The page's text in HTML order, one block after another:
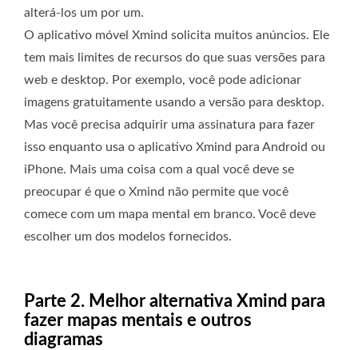
alterá-los um por um.
O aplicativo móvel Xmind solicita muitos anúncios. Ele
tem mais limites de recursos do que suas versões para
web e desktop. Por exemplo, você pode adicionar
imagens gratuitamente usando a versão para desktop.
Mas você precisa adquirir uma assinatura para fazer
isso enquanto usa o aplicativo Xmind para Android ou
iPhone. Mais uma coisa com a qual você deve se
preocupar é que o Xmind não permite que você
comece com um mapa mental em branco. Você deve
escolher um dos modelos fornecidos.
Parte 2. Melhor alternativa Xmind para
fazer mapas mentais e outros
diagramas